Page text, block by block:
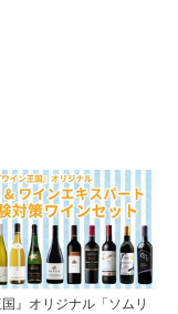
国』オリジナル「ソムリ